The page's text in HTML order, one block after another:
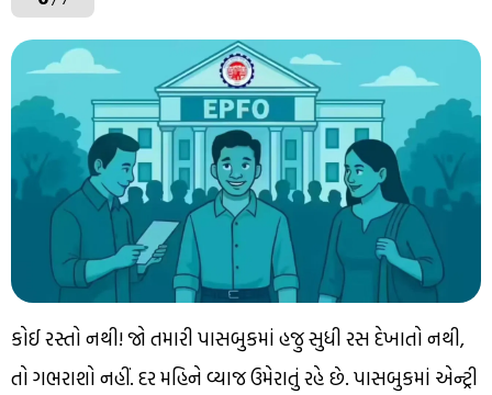
કોઈ રસ્તો નથી! જો તમારી પાસબુકમાં હજુ સુધી રસ દેખાતો નથી,
તો ગભરાશો નહીં. દર મહિને વ્યાજ ઉમેરાતું રહે છે. પાસબુકમાં એન્ટ્રી